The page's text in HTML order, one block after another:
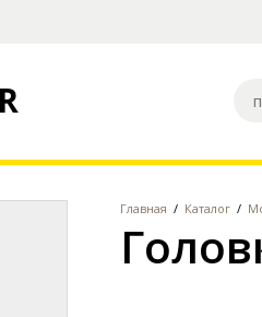
Главная / Каталог /